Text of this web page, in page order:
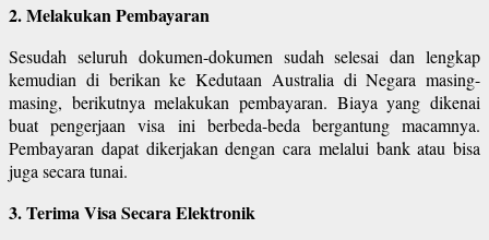
2. Melakukan Pembayaran
Sesudah seluruh dokumen-dokumen sudah selesai dan lengkap
kemudian di berikan ke Kedutaan Australia di Negara masing-
masing, berikutnya melakukan pembayaran. Biaya yang dikenai
buat pengerjaan visa ini berbeda-beda bergantung macamnya.
Pembayaran dapat dikerjakan dengan cara melalui bank atau bisa
juga secara tunai.
3. Terima Visa Secara Elektronik